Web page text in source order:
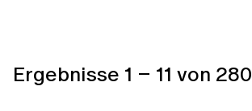
Ergebnisse 1 – 11 von 280